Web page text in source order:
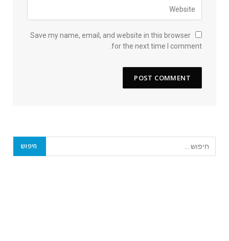
Save my name, email, and website in this browser
for the next time I comment.